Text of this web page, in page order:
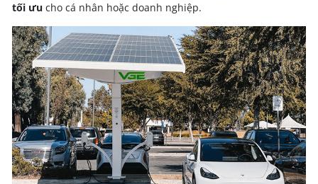
tối ưu cho cá nhân hoặc doanh nghiệp.